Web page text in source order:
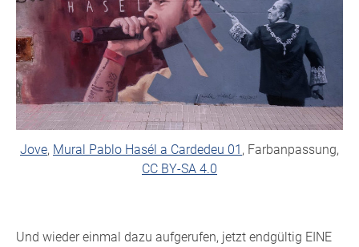
Jove, Mural Pablo Hasél a Cardedeu 01 , Farbanpassung,
CC BY-SA 4.0
Und wieder einmal dazu aufgerufen, jetzt endgültig EINE